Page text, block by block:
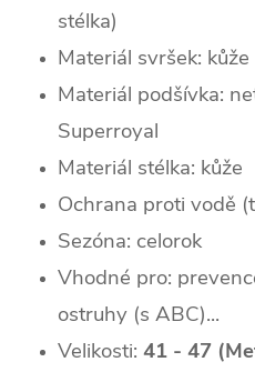
stélka)
Materiál svršek: kůže
Materiál podšívka:
Superroyal
Materiál stélka: kůže
Ochrana proti vodě
Sezóna: celorok
Vhodné pro:
ostruhy (s ABC)...
Velikosti: 41 - 47